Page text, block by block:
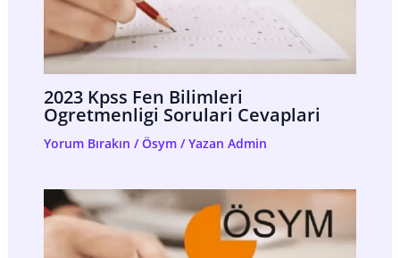
2023 Kpss Fen Bilimleri
Ogretmenligi Sorulari Cevaplari
Yorum Bırakın /Ösym/ Yazan Admin